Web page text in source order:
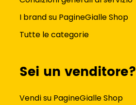
I brand su PagineGialle Shop
Tutte le categorie
Sei un venditore?
Vendi su PagineGialle Shop